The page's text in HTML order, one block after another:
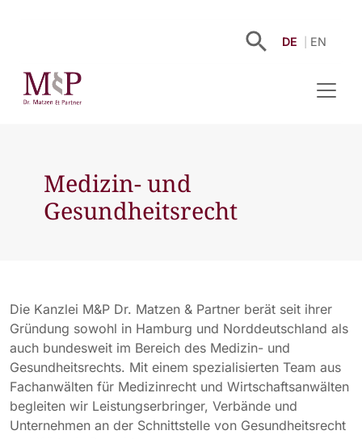
DE EN
Medizin- und
Gesundheitsrecht
Die Kanzlei M&P Dr. Matzen & Partner berät seit ihrer
Gründung sowohl in Hamburg und Norddeutschland als
auch bundesweit im Bereich des Medizin- und
Gesundheitsrechts. Mit einem spezialisierten Team aus
Fachanwälten für Medizinrecht und Wirtschaftsanwälten
begleiten wir Leistungserbringer, Verbände und
Unternehmen an der Schnittstelle von Gesundheitsrecht